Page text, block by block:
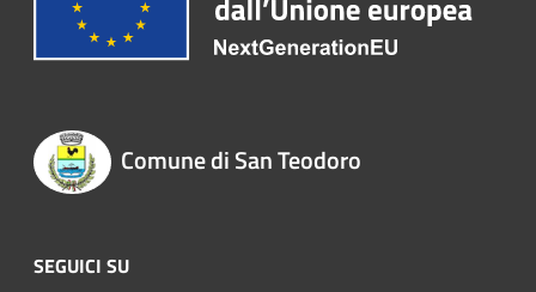
Comune di San Teodoro
SEGUICI SU